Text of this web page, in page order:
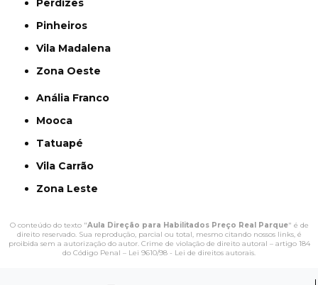
Perdizes
Pinheiros
Vila Madalena
Zona Oeste
Anália Franco
Mooca
Tatuapé
Vila Carrão
Zona Leste
O conteúdo do texto "Aula Direção para Habilitados Preço Real Parque" é de
direito reservado. Sua reprodução, parcial ou total, mesmo citando nossos links, é
proibida sem a autorização do autor. Crime de violação de direito autoral – artigo 184
do Código Penal – Lei 9610/98 - Lei de direitos autorais.